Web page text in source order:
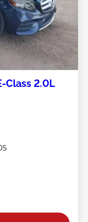
Class 2.0L